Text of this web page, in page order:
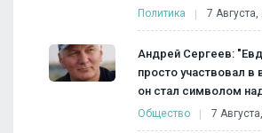
Политика 7 Августа,
Андрей Сергеев:
просто участвовал
он стал символом
Общество 7